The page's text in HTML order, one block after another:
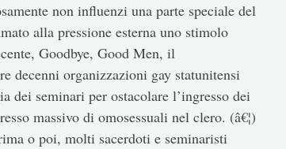
non influenzi una parte speciale del
alla pressione esterna uno stimolo
Goodbye, Good Men, il
decenni organizzazioni gay statunitensi
seminari per ostacolare l’ingresso dei
massivo di omosessuali nel clero. (â€¦)
o poi, molti sacerdoti e seminaristi